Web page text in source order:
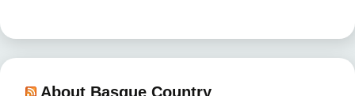
About Basque Country